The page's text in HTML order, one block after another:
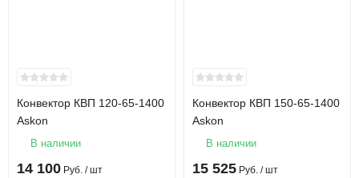
Конвектор КВП 120-65-1400
Askon
В наличии
14 100 Руб. / шт
Конвектор КВП 150-65-1400
Askon
В наличии
15 525 Руб. / шт